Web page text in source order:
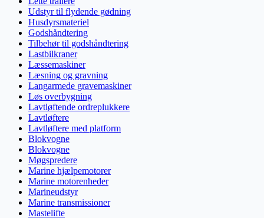
Udstyr til flydende gødning
Husdyrsmateriel
Godshåndtering
Tilbehør til godshåndtering
Lastbilkraner
Læssemaskiner
Læsning og gravning
Langarmede gravemaskiner
Løs overbygning
Lavtløftende ordreplukkere
Lavtløftere
Lavtløftere med platform
Blokvogne
Blokvogne
Møgspredere
Marine hjælpemotorer
Marine motorenheder
Marineudstyr
Marine transmissioner
Mastelifte